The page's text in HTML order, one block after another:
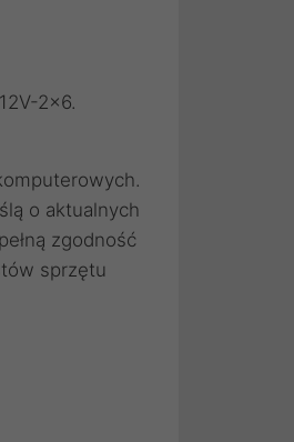
2x6.
o aktualnych
zgodność
sprzętu